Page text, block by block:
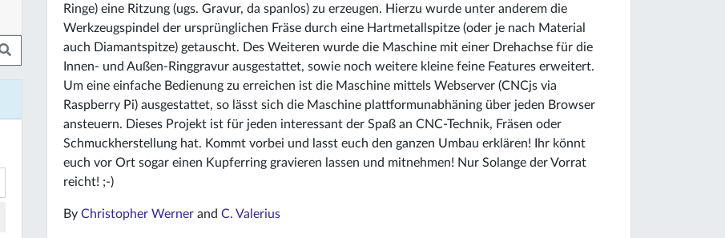
Ringe) eine Ritzung (ugs. Gravur, da spanlos) zu erzeugen. Hierzu wurde unter anderem die
Werkzeugspindel der ursprünglichen Fräse durch eine Hartmetallspitze (oder je nach Material
auch Diamantspitze) getauscht. Des Weiteren wurde die Maschine mit einer Drehachse für die
Innen- und Außen-Ringgravur ausgestattet, sowie noch weitere kleine feine Features erweitert.
Um eine einfache Bedienung zu erreichen ist die Maschine mittels Webserver (CNCjs via
Raspberry Pi) ausgestattet, so lässt sich die Maschine plattformunabhäning über jeden Browser
ansteuern. Dieses Projekt ist für jeden interessant der Spaß an CNC-Technik, Fräsen oder
Schmuckherstellung hat. Kommt vorbei und lasst euch den ganzen Umbau erklären! Ihr könnt
euch vor Ort sogar einen Kupferring gravieren lassen und mitnehmen! Nur Solange der Vorrat
reicht! ;-)
By Christopher Werner and C. Valerius